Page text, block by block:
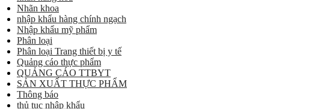
Nhãn khoa
nhập khẩu hàng chính ngạch
Nhập khẩu mỹ phẩm
Phân loại
Phân loại Trang thiết bị y tế
Quảng cáo thực phẩm
QUẢNG CÁO TTBYT
SẢN XUẤT THỰC PHẨM
Thông báo
thủ tục nhập khẩu